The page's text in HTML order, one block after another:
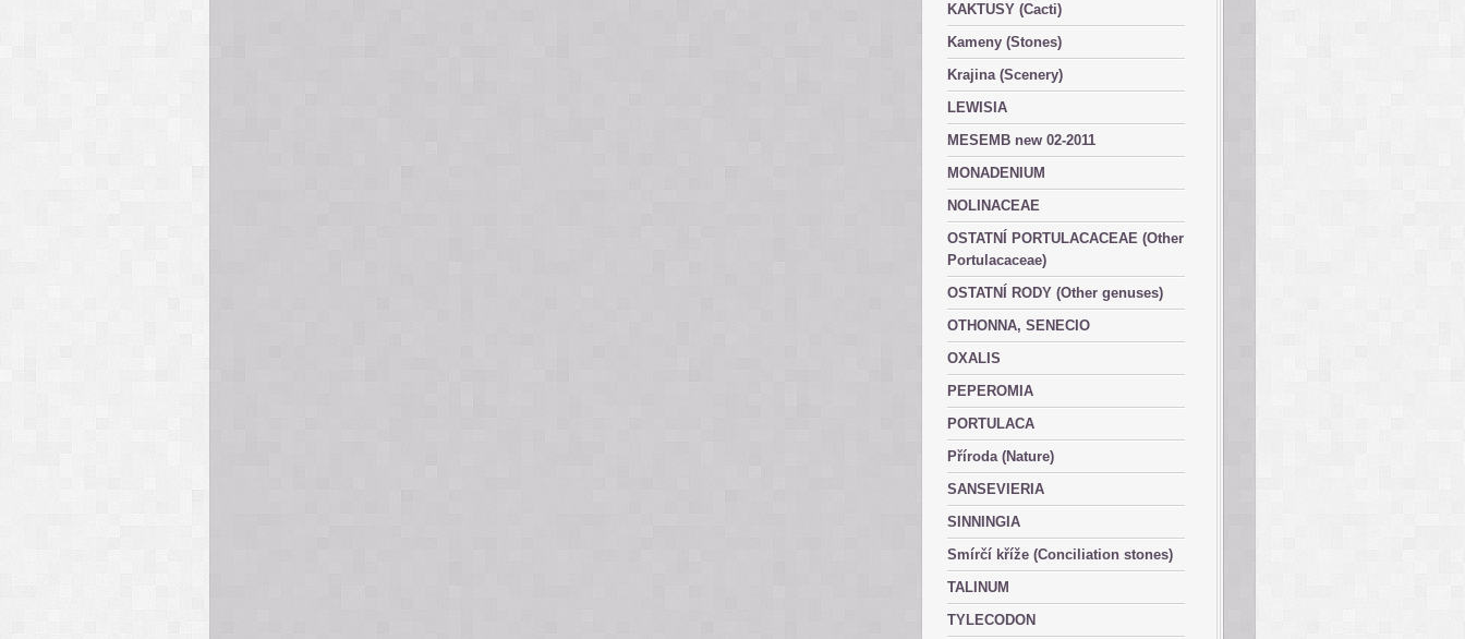
KAKTUSY (Cacti)
Kameny (Stones)
Krajina (Scenery)
LEWISIA
MESEMB new 02-2011
MONADENIUM
NOLINACEAE
OSTATNÍ PORTULACACEAE (Other
Portulacaceae)
OSTATNÍ RODY (Other genuses)
OTHONNA, SENECIO
OXALIS
PEPEROMIA
PORTULACA
Příroda (Nature)
SANSEVIERIA
SINNINGIA
Smírčí kříže (Conciliation stones)
TALINUM
TYLECODON